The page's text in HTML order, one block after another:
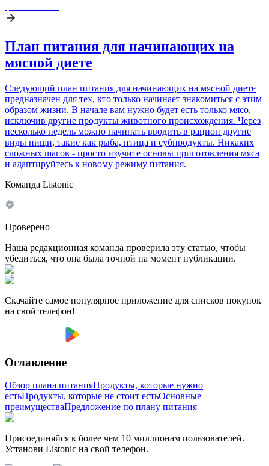
План питания для начинающих на
мясной диете
Следующий план питания для начинающих на мясной диете
предназначен для тех, кто только начинает знакомиться с этим
образом жизни. В начале вам нужно будет есть только мясо,
исключив другие продукты животного происхождения. Через
несколько недель можно начинать вводить в рацион другие
виды пищи, такие как рыба, птица и субпродукты. Никаких
сложных шагов - просто изучите основы приготовления мяса
и адаптируйтесь к новому режиму питания.
Команда Listonic
Проверено
Наша редакционная команда проверила эту статью, чтобы
убедиться, что она была точной на момент публикации.
Скачайте самое популярное приложение для списков покупок
на свой телефон!
Оглавление
Обзор плана питанияПродукты, которые нужно
естьПродукты, которые не стоит естьОсновные
преимуществаПредложение по плану питания
Присоединяйся к более чем 10 миллионам пользователей.
Установи Listonic на свой телефон.